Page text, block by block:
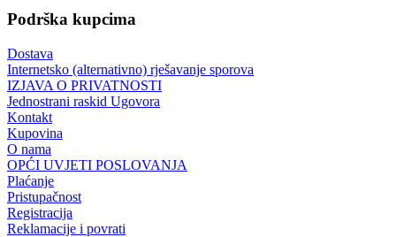
Podrška kupcima
Dostava
Internetsko (alternativno) rješavanje sporova
IZJAVA O PRIVATNOSTI
Jednostrani raskid Ugovora
Kontakt
Kupovina
O nama
OPĆI UVJETI POSLOVANJA
Plaćanje
Pristupačnost
Registracija
Reklamacije i povrati